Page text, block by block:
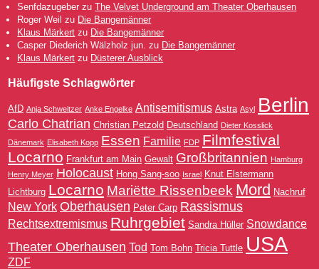
Senfdazugeber zuThe Velvet Underground am Theater Oberhausen
Roger Weil zu Die Bangemänner
Klaus Märkert zu Die Bangemänner
Casper Diederich Wälzholz jun. zu Die Bangemänner
Klaus Märkert zu Düsterer Ausblick
Häufigste Schlagwörter
AfD Anja Schweitzer Anke Engelke Antisemitismus Astra Asyl Berlin
Carlo Chatrian Christian Petzold Deutschland Dieter Kosslick
Dänemark Elisabeth Kopp Essen Familie FDP Filmfestival
Locarno Frankfurt am Main Gewalt Großbritannien Hamburg
Henry Meyer Holocaust Hong Sang-soo Israel Knut Elstermann
Lichtburg Locarno Mariëtte Rissenbeek Mord Nachruf
New York Oberhausen Peter Carp Rassismus
Rechtsextremismus Ruhrgebiet Sandra Hüller Snowdance
Theater Oberhausen Tod Tom Bohn Tricia Tuttle USA
ZDF